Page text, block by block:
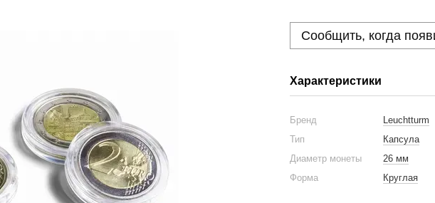
Сообщить, когда
Характеристики
Бренд
Leuchtturm
Тип
Капсула
Диаметр монеты
26 мм
Форма
Круглая